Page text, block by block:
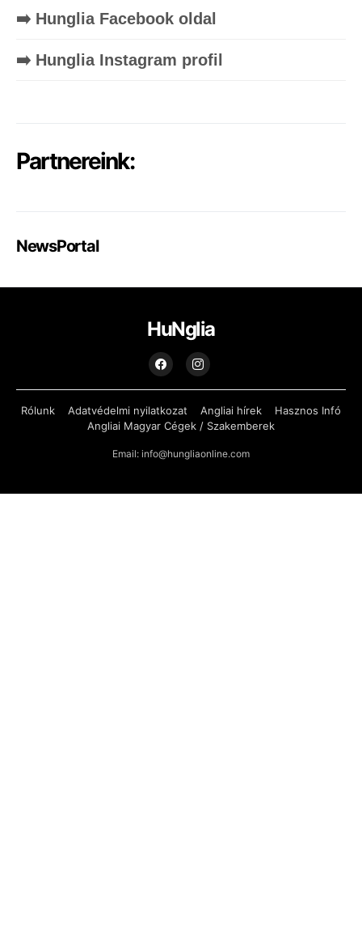
➡️ Hunglia Facebook oldal
➡️ Hunglia Instagram profil
Partnereink:
NewsPortal
HuNglia
Rólunk Adatvédelmi nyilatkozat Angliai hírek
Hasznos Infó
Angliai Magyar Cégek / Szakemberek
Email: info@hungliaonline.com